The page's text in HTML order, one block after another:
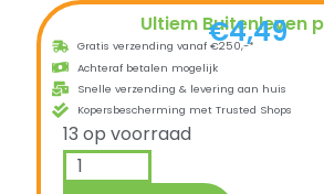
Ultiem Buitenleven
€4,49
Gratis verzending vanaf €250,-*
Achteraf betalen mogelijk
Snelle verzending & levering aan huis
Kopersbescherming met Trusted Shops
13 op voorraad